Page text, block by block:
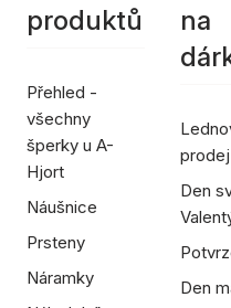
produktů
Přehled -
všechny
šperky u A-
Hjort
Náušnice
Prsteny
Náramky
na
prodej
Den
Den